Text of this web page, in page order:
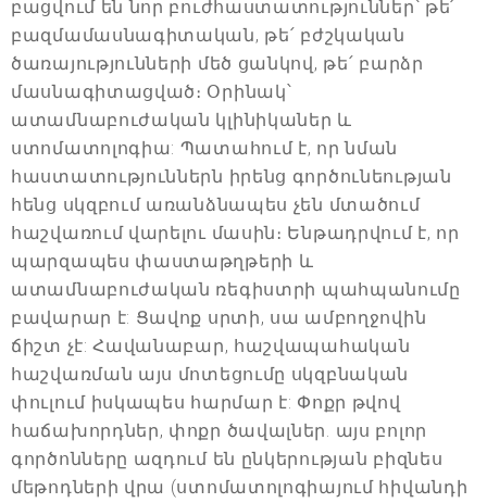
բացվում են նոր բուժհաստատություններ՝ թե՛
բազմամասնագիտական, թե՛ բժշկական
ծառայությունների մեծ ցանկով, թե՛ բարձր
մասնագիտացված։ Օրինակ՝
ատամնաբուժական կլինիկաներ և
ստոմատոլոգիա: Պատահում է, որ նման
հաստատություններն իրենց գործունեության
հենց սկզբում առանձնապես չեն մտածում
հաշվառում վարելու մասին։ Ենթադրվում է, որ
պարզապես փաստաթղթերի և
ատամնաբուժական ռեգիստրի պահպանումը
բավարար է: Ցավոք սրտի, սա ամբողջովին
ճիշտ չէ: Հավանաբար, հաշվապահական
հաշվառման այս մոտեցումը սկզբնական
փուլում իսկապես հարմար է: Փոքր թվով
հաճախորդներ, փոքր ծավալներ. այս բոլոր
գործոնները ազդում են ընկերության բիզնես
մեթոդների վրա (ստոմատոլոգիայում հիվանդի